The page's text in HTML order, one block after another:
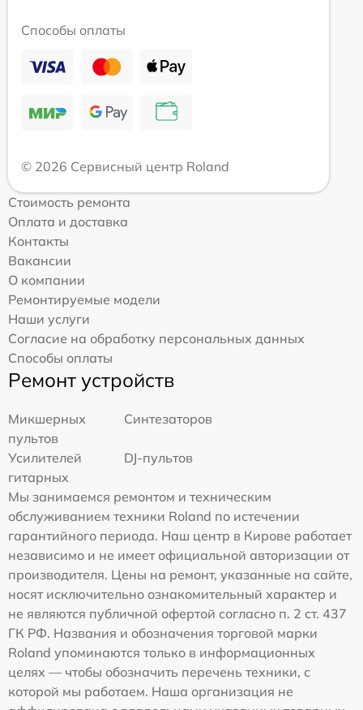
Способы оплаты
© 2026 Сервисный центр Roland
Стоимость ремонта
Оплата и доставка
Контакты
Вакансии
О компании
Ремонтируемые модели
Наши услуги
Согласие на обработку персональных данных
Способы оплаты
Ремонт устройств
Микшерных
пультов
Синтезаторов
Усилителей
гитарных
DJ-пультов
Мы занимаемся ремонтом и техническим
обслуживанием техники Roland по истечении
гарантийного периода. Наш центр в Кирове работает
независимо и не имеет официальной авторизации от
производителя. Цены на ремонт, указанные на сайте,
носят исключительно ознакомительный характер и
не являются публичной офертой согласно п. 2 ст. 437
ГК РФ. Названия и обозначения торговой марки
Roland упоминаются только в информационных
целях — чтобы обозначить перечень техники, с
которой мы работаем. Наша организация не